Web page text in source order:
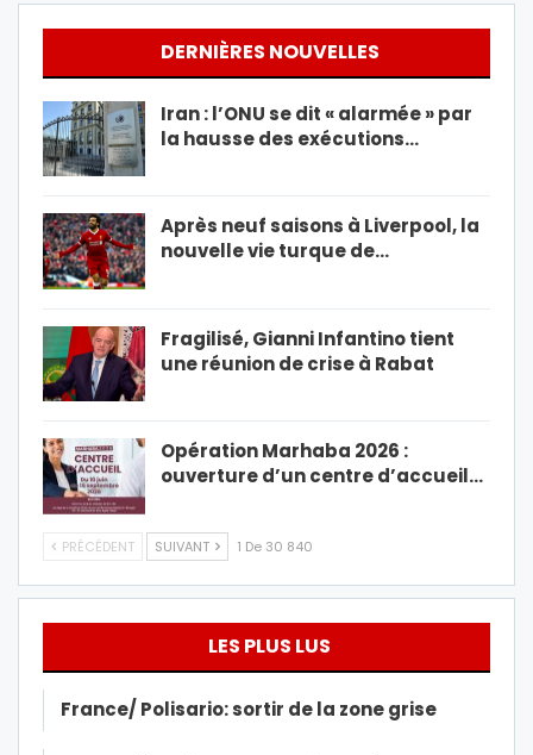
DERNIÈRES NOUVELLES
Iran : l’ONU se dit « alarmée » par
la hausse des exécutions…
Après neuf saisons à Liverpool, la
nouvelle vie turque de…
Fragilisé, Gianni Infantino tient
une réunion de crise à Rabat
Opération Marhaba 2026 :
ouverture d’un centre d’accueil…
PRÉCÉDENT SUIVANT 1 De 30 840
LES PLUS LUS
France/ Polisario: sortir de la zone grise